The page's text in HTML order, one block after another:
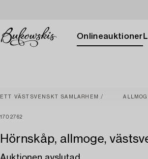
Onlineauktioner
ETT VÄSTSVENSKT SAMLARHEM
1702762
Hörnskåp, allmoge,